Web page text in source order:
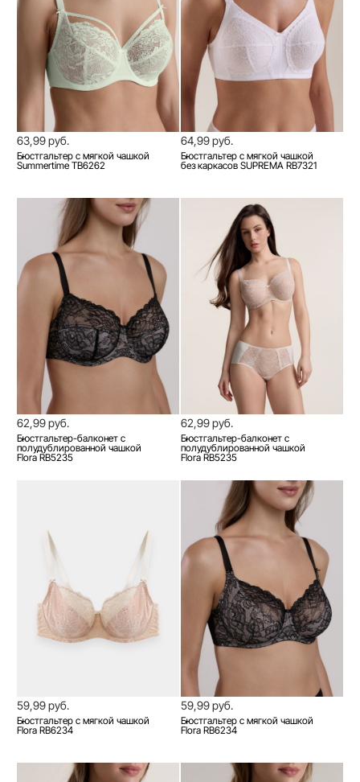
63,99 руб.
Бюстгальтер с мягкой чашкой
Summertime TB6262
64,99 руб.
Бюстгальтер с мягкой чашкой
без каркасов SUPREMA RB7321
62,99 руб.
Бюстгальтер-балконет с
полудублированной чашкой
Flora RB5235
62,99 руб.
Бюстгальтер-балконет с
полудублированной чашкой
Flora RB5235
59,99 руб.
Бюстгальтер с мягкой чашкой
Flora RB6234
59,99 руб.
Бюстгальтер с мягкой чашкой
Flora RB6234